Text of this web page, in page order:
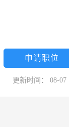
申请职位
更新时间： 08-07